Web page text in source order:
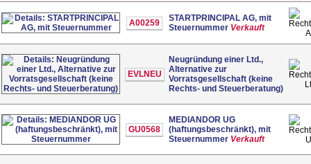
A00259
STARTPRINCIPAL AG, mit
Steuernummer Verkauft
EVLNEU
Neugründung einer Ltd.,
Alternative zur
Vorratsgesellschaft (keine
Rechts- und Steuerberatung)
GU0568
MEDIANDOR UG
(haftungsbeschränkt), mit
Steuernummer Verkauft